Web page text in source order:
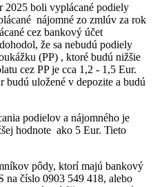
2025 boli vyplácané podiely
nájomné zo zmlúv za rok
cez bankový účet
že sa nebudú podiely
(PP) , ktoré budú nižšie
cez PP je cca 1,2 - 1,5 Eur.
budú uložené v depozite a budú
podielov a nájomného je
hodnote ako 5 Eur. Tieto
pôdy, ktorí majú bankový
na číslo 0903 549 418, alebo